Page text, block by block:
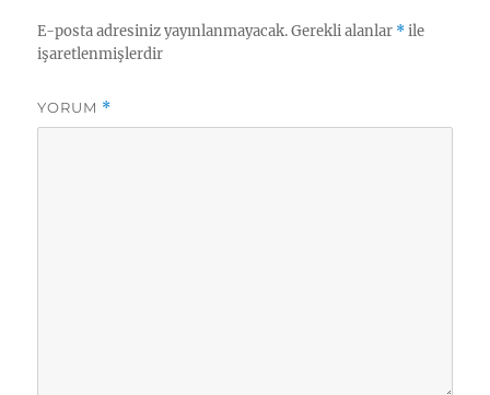
E-posta adresiniz yayınlanmayacak. Gerekli alanlar *ile
işaretlenmişlerdir
YORUM *